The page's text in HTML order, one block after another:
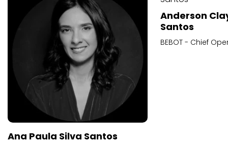
Ana Paula Silva Santos
Anderson
Santos
BEBOT - Chief